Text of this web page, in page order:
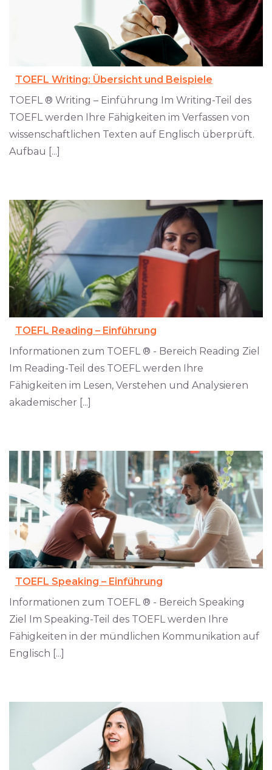
TOEFL Writing: Übersicht und Beispiele
TOEFL ® Writing – Einführung Im Writing-Teil des
TOEFL werden Ihre Fähigkeiten im Verfassen von
wissenschaftlichen Texten auf Englisch überprüft.
Aufbau [...]
TOEFL Reading – Einführung
Informationen zum TOEFL ® - Bereich Reading Ziel
Im Reading-Teil des TOEFL werden Ihre
Fähigkeiten im Lesen, Verstehen und Analysieren
akademischer [...]
TOEFL Speaking – Einführung
Informationen zum TOEFL ® - Bereich Speaking
Ziel Im Speaking-Teil des TOEFL werden Ihre
Fähigkeiten in der mündlichen Kommunikation auf
Englisch [...]